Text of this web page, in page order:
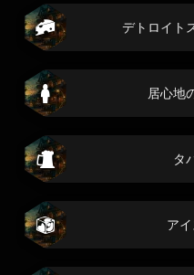
デトロイト
居心地
タ
ア